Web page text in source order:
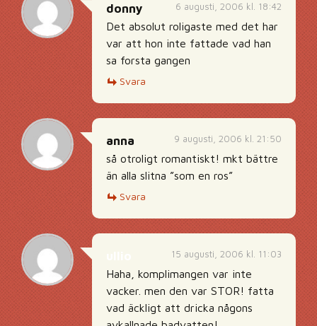
6 augusti, 2006 kl. 18:42
donny
Det absolut roligaste med det har
var att hon inte fattade vad han
sa forsta gangen
Svara
9 augusti, 2006 kl. 21:50
anna
så otroligt romantiskt! mkt bättre
än alla slitna ”som en ros”
Svara
15 augusti, 2006 kl. 11:03
Haha, komplimangen var inte
vacker. men den var STOR! fatta
vad äckligt att dricka någons